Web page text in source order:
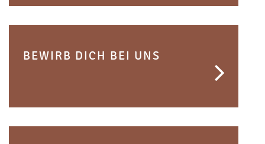
BEWIRB DICH BEI UNS